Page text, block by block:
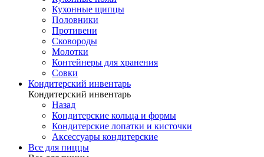
Кухонные щипцы
Половники
Противени
Сковороды
Молотки
Контейнеры для хранения
Совки
Кондитерский инвентарь
Кондитерский инвентарь
Назад
Кондитерские кольца и формы
Кондитерские лопатки и кисточки
Аксессуары кондитерские
Все для пиццы